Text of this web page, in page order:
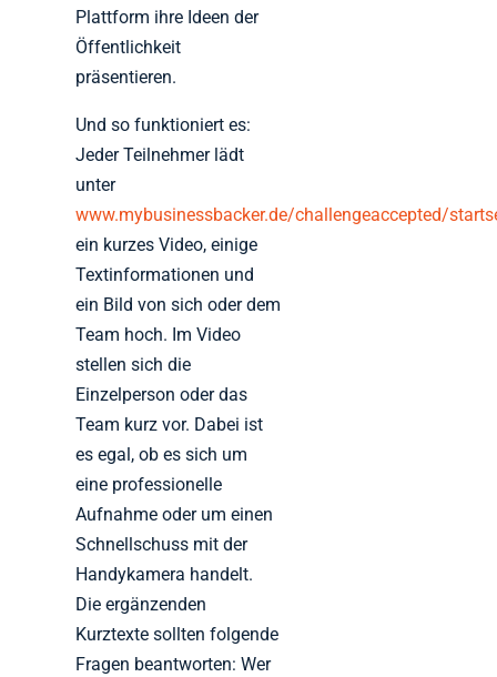
Plattform ihre Ideen der
Öffentlichkeit
präsentieren.
Und so funktioniert es:
Jeder Teilnehmer lädt
unter
www.mybusinessbacker.de/challengeaccepted/
ein kurzes Video, einige
Textinformationen und
ein Bild von sich oder dem
Team hoch. Im Video
stellen sich die
Einzelperson oder das
Team kurz vor. Dabei ist
es egal, ob es sich um
eine professionelle
Aufnahme oder um einen
Schnellschuss mit der
Handykamera handelt.
Die ergänzenden
Kurztexte sollten folgende
Fragen beantworten: Wer